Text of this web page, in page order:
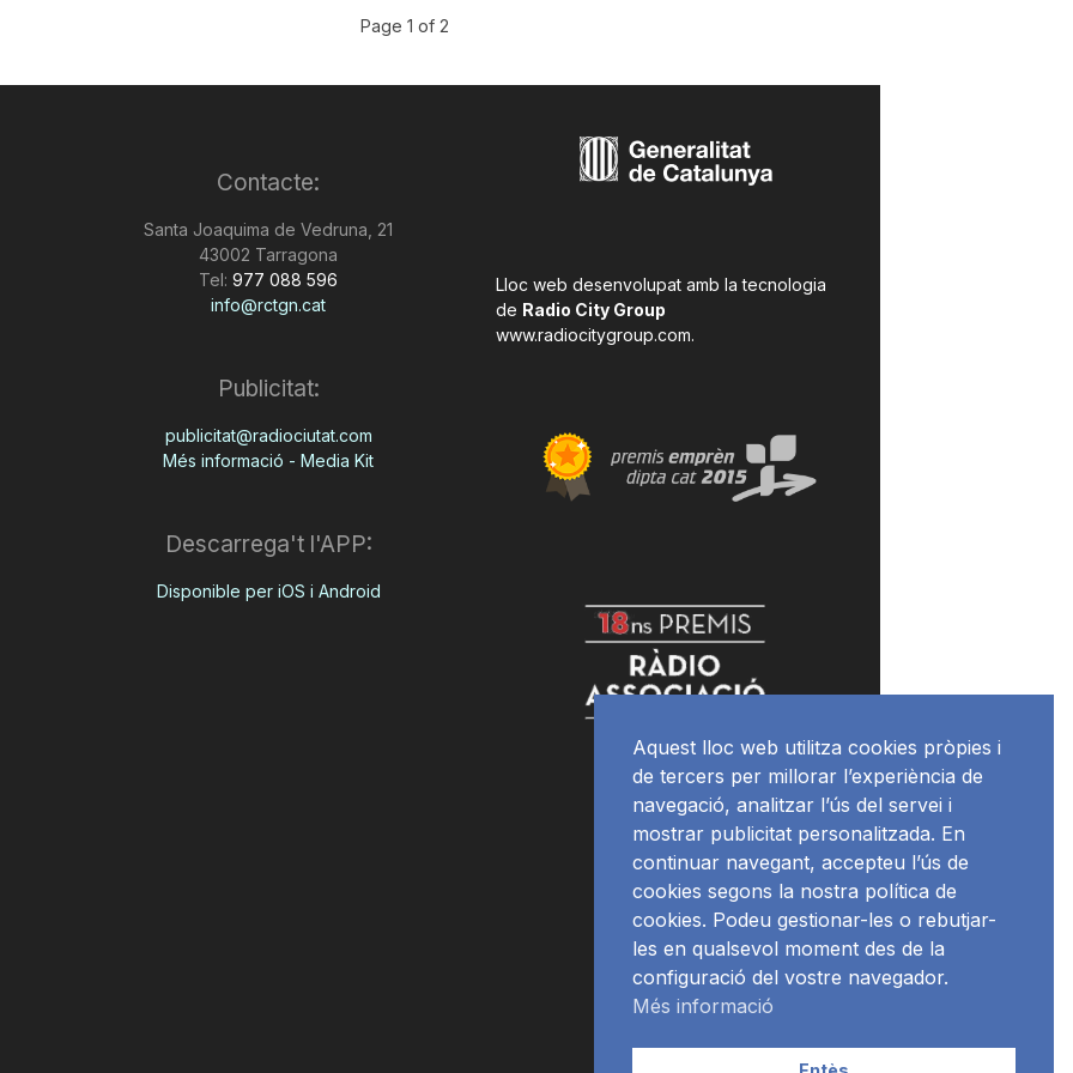
Page 1 of 2
Contacte:
Santa Joaquima de Vedruna, 21
43002 Tarragona
Tel: 977 088 596
info@rctgn.cat
Publicitat:
publicitat@radiociutat.com
Més informació - Media Kit
Descarrega't l'APP:
Disponible per iOS i Android
Lloc web desenvolupat amb la tecnologia
de Radio City Group
www.radiocitygroup.com.
Aquest lloc web utilitza cookies pròpies i
de tercers per millorar l’experiència de
navegació, analitzar l’ús del servei i
mostrar publicitat personalitzada. En
continuar navegant, accepteu l’ús de
cookies segons la nostra política de
cookies. Podeu gestionar-les o rebutjar-
les en qualsevol moment des de la
configuració del vostre navegador.
Més informació